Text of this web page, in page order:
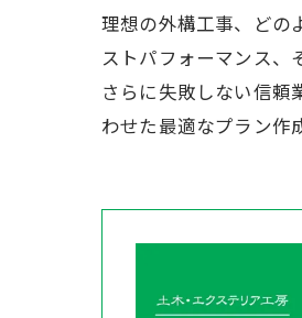
理想の外構工事、どの
ストパフォーマンス、
さらに失敗しない信頼
わせた最適なプラン作